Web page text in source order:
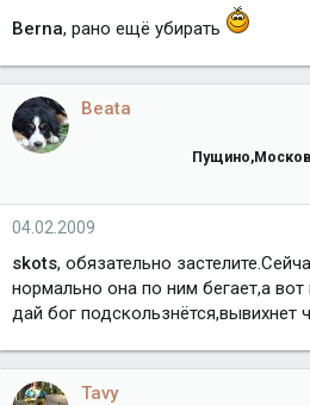
Berna, рано ещё убирать
Beata
04.02.2009
skots, обязательно
нормально она по ним бегает,а вот
дай бог подскользнётся,вывихнет
Tavy